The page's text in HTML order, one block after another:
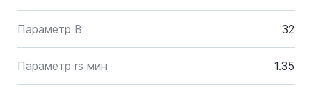
Параметр B 32
Параметр rs мин 1.35